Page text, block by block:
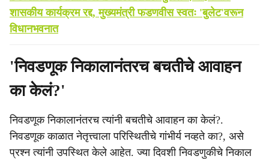
शासकीय कार्यक्रम रद्द, मुख्यमंत्री फडणवीस स्वतः 'बुलेट'वरून
विधानभवनात
'निवडणूक निकालानंतरच बचतीचे आवाहन
का केलं?'
निवडणूक निकालानंतरच त्यांनी बचतीचे आवाहन का केलं?.
निवडणूक काळात नेतृत्त्वाला परिस्थितीचे गांभीर्य नव्हते का?, असे
प्रश्न त्यांनी उपस्थित केले आहेत. ज्या दिवशी निवडणुकीचे निकाल